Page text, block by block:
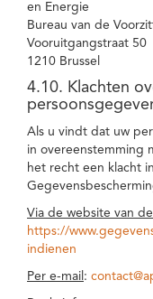
en Energie
Bureau van de
Vooruitgangstraat 50
1210 Brussel
4.10. Klachten
Als u vindt dat uw
in overeenstemming
het recht een klacht
Via de website van
https://
indienen
Per e-mail :